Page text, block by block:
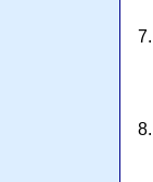
7.
8.